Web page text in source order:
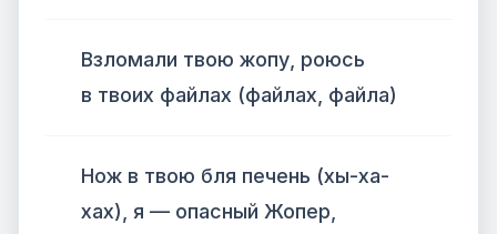
Взломали твою жопу, роюсь
в твоих файлах (файлах, файла)
Нож в твою бля печень (хы-ха-
хах), я — опасный Жопер,